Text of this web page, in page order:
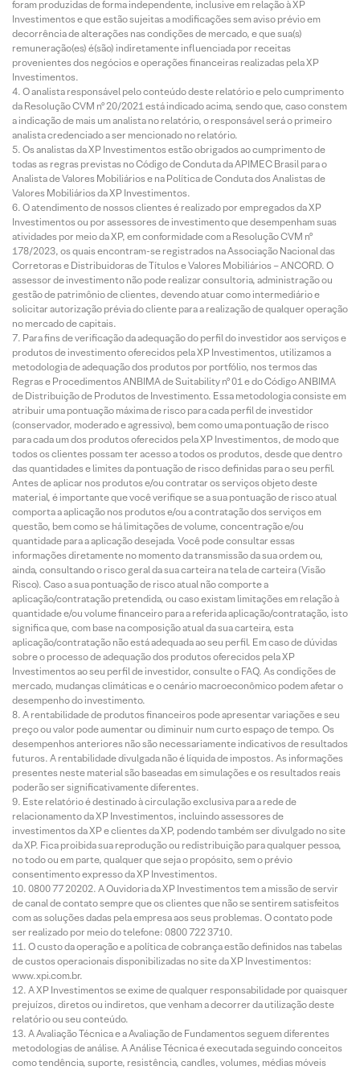
foram produzidas de forma independente, inclusive em relação à XP
Investimentos e que estão sujeitas a modificações sem aviso prévio em
decorrência de alterações nas condições de mercado, e que sua(s)
remuneração(es) é(são) indiretamente influenciada por receitas
provenientes dos negócios e operações financeiras realizadas pela XP
Investimentos.
O analista responsável pelo conteúdo deste relatório e pelo cumprimento
da Resolução CVM nº 20/2021 está indicado acima, sendo que, caso constem
a indicação de mais um analista no relatório, o responsável será o primeiro
analista credenciado a ser mencionado no relatório.
Os analistas da XP Investimentos estão obrigados ao cumprimento de
todas as regras previstas no Código de Conduta da APIMEC Brasil para o
Analista de Valores Mobiliários e na Política de Conduta dos Analistas de
Valores Mobiliários da XP Investimentos.
O atendimento de nossos clientes é realizado por empregados da XP
Investimentos ou por assessores de investimento que desempenham suas
atividades por meio da XP, em conformidade com a Resolução CVM nº
178/2023, os quais encontram-se registrados na Associação Nacional das
Corretoras e Distribuidoras de Títulos e Valores Mobiliários – ANCORD. O
assessor de investimento não pode realizar consultoria, administração ou
gestão de patrimônio de clientes, devendo atuar como intermediário e
solicitar autorização prévia do cliente para a realização de qualquer operação
no mercado de capitais.
Para fins de verificação da adequação do perfil do investidor aos serviços e
produtos de investimento oferecidos pela XP Investimentos, utilizamos a
metodologia de adequação dos produtos por portfólio, nos termos das
Regras e Procedimentos ANBIMA de Suitability nº 01 e do Código ANBIMA
de Distribuição de Produtos de Investimento. Essa metodologia consiste em
atribuir uma pontuação máxima de risco para cada perfil de investidor
(conservador, moderado e agressivo), bem como uma pontuação de risco
para cada um dos produtos oferecidos pela XP Investimentos, de modo que
todos os clientes possam ter acesso a todos os produtos, desde que dentro
das quantidades e limites da pontuação de risco definidas para o seu perfil.
Antes de aplicar nos produtos e/ou contratar os serviços objeto deste
material, é importante que você verifique se a sua pontuação de risco atual
comporta a aplicação nos produtos e/ou a contratação dos serviços em
questão, bem como se há limitações de volume, concentração e/ou
quantidade para a aplicação desejada. Você pode consultar essas
informações diretamente no momento da transmissão da sua ordem ou,
ainda, consultando o risco geral da sua carteira na tela de carteira (Visão
Risco). Caso a sua pontuação de risco atual não comporte a
aplicação/contratação pretendida, ou caso existam limitações em relação à
quantidade e/ou volume financeiro para a referida aplicação/contratação, isto
significa que, com base na composição atual da sua carteira, esta
aplicação/contratação não está adequada ao seu perfil. Em caso de dúvidas
sobre o processo de adequação dos produtos oferecidos pela XP
Investimentos ao seu perfil de investidor, consulte o FAQ. As condições de
mercado, mudanças climáticas e o cenário macroeconômico podem afetar o
desempenho do investimento.
A rentabilidade de produtos financeiros pode apresentar variações e seu
preço ou valor pode aumentar ou diminuir num curto espaço de tempo. Os
desempenhos anteriores não são necessariamente indicativos de resultados
futuros. A rentabilidade divulgada não é líquida de impostos. As informações
presentes neste material são baseadas em simulações e os resultados reais
poderão ser significativamente diferentes.
Este relatório é destinado à circulação exclusiva para a rede de
relacionamento da XP Investimentos, incluindo assessores de
investimentos da XP e clientes da XP, podendo também ser divulgado no site
da XP. Fica proibida sua reprodução ou redistribuição para qualquer pessoa,
no todo ou em parte, qualquer que seja o propósito, sem o prévio
consentimento expresso da XP Investimentos.
0800 77 20202. A Ouvidoria da XP Investimentos tem a missão de servir
de canal de contato sempre que os clientes que não se sentirem satisfeitos
com as soluções dadas pela empresa aos seus problemas. O contato pode
ser realizado por meio do telefone: 0800 722 3710.
O custo da operação e a política de cobrança estão definidos nas tabelas
de custos operacionais disponibilizadas no site da XP Investimentos:
www.xpi.com.br.
A XP Investimentos se exime de qualquer responsabilidade por quaisquer
prejuízos, diretos ou indiretos, que venham a decorrer da utilização deste
relatório ou seu conteúdo.
A Avaliação Técnica e a Avaliação de Fundamentos seguem diferentes
metodologias de análise. A Análise Técnica é executada seguindo conceitos
como tendência, suporte, resistência, candles, volumes, médias móveis